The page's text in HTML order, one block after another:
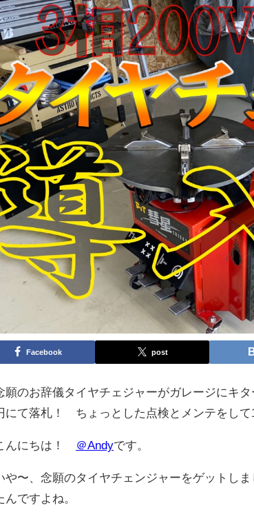
Facebook post
願のお辞儀タイヤチェジャーがガレージに
にて落札！ ちょっとした点検とメンテをして
んにちは！ ＠Andyです。
や〜、念願のタイヤチェンジャーをゲット
んですよね。